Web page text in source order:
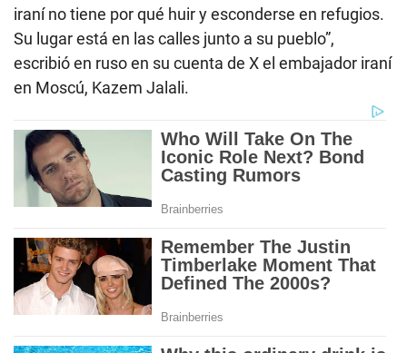
iraní no tiene por qué huir y esconderse en refugios.
Su lugar está en las calles junto a su pueblo”,
escribió en ruso en su cuenta de X el embajador iraní
en Moscú, Kazem Jalali.